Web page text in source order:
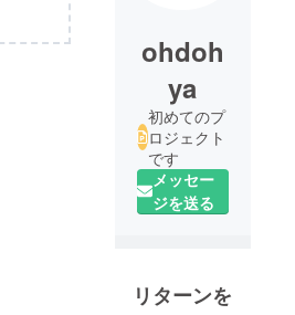
ohdoh
ya
初めてのプ
ロジェクト
です
メッセー
ジを送る
リターンを